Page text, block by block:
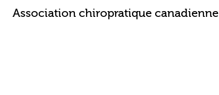
Association chiropratique canadienne